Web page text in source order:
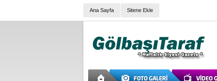
Ana Sayfa Sitene Ekle